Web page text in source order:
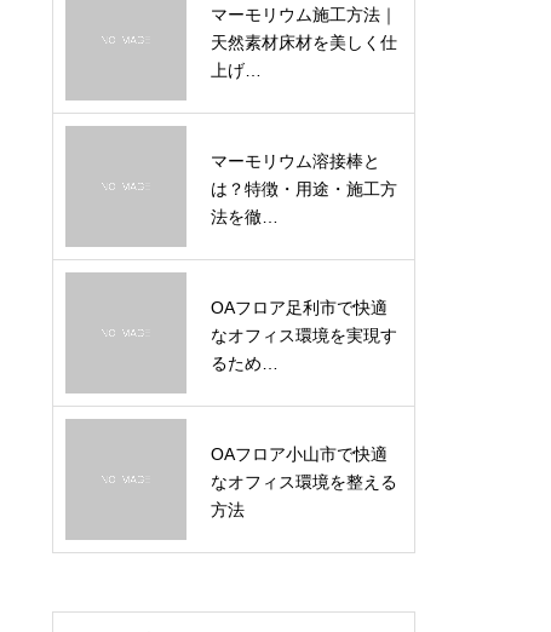
マーモリウム施工方法｜
天然素材床材を美しく仕
上げ…
マーモリウム溶接棒と
は？特徴・用途・施工方
法を徹…
OAフロア足利市で快適
なオフィス環境を実現す
るため…
OAフロア小山市で快適
なオフィス環境を整える
方法